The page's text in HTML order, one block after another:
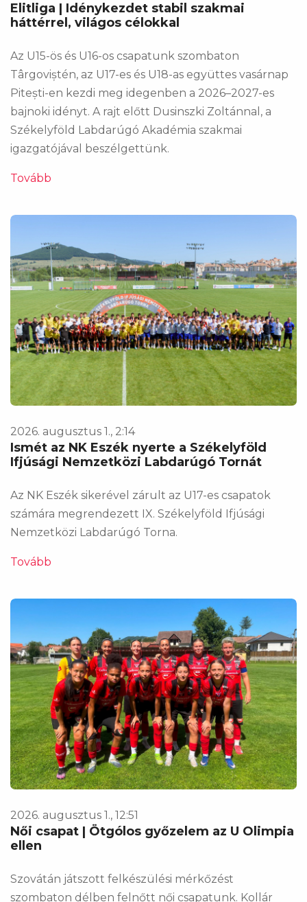
Elitliga | Idénykezdet stabil szakmai
háttérrel, világos célokkal
Az U15-ös és U16-os csapatunk szombaton
Târgoviștén, az U17-es és U18-as együttes vasárnap
Pitești-en kezdi meg idegenben a 2026–2027-es
bajnoki idényt. A rajt előtt Dusinszki Zoltánnal, a
Székelyföld Labdarúgó Akadémia szakmai
igazgatójával beszélgettünk.
Tovább
2026. augusztus 1., 2:14
Ismét az NK Eszék nyerte a Székelyföld
Ifjúsági Nemzetközi Labdarúgó Tornát
Az NK Eszék sikerével zárult az U17-es csapatok
számára megrendezett IX. Székelyföld Ifjúsági
Nemzetközi Labdarúgó Torna.
Tovább
2026. augusztus 1., 12:51
Női csapat | Ötgólos győzelem az U Olimpia
ellen
Szovátán játszott felkészülési mérkőzést
szombaton délben felnőtt női csapatunk. Kollár